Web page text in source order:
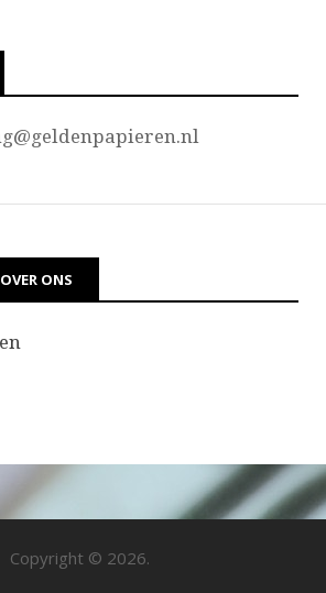
geldenpapieren.nl
ONS
Copyright © 2026.